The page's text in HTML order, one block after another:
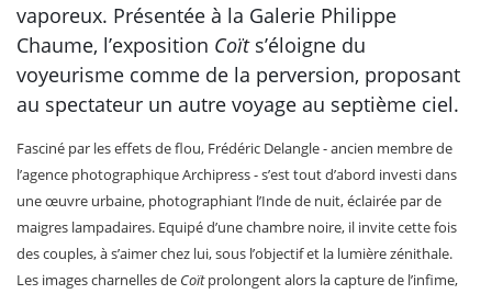
vaporeux. Présentée à la Galerie Philippe
Chaume, l’exposition Coïts’éloigne du
voyeurisme comme de la perversion, proposant
au spectateur un autre voyage au septième ciel.
Fasciné par les effets de flou, Frédéric Delangle - ancien membre de
l’agence photographique Archipress - s’est tout d’abord investi dans
une œuvre urbaine, photographiant l’Inde de nuit, éclairée par de
maigres lampadaires. Equipé d’une chambre noire, il invite cette fois
des couples, à s’aimer chez lui, sous l’objectif et la lumière zénithale.
Les images charnelles de Coïtprolongent alors la capture de l’infime,